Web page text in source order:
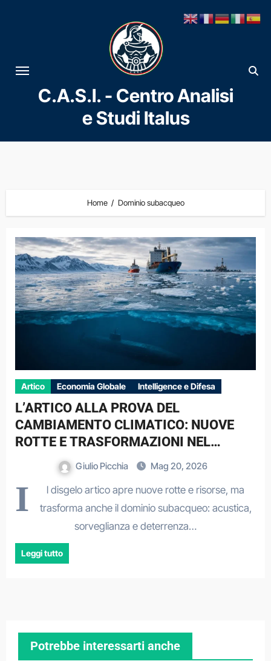
al
contenuto
C.A.S.I. - Centro Analisi
e Studi Italus
Home Dominio subacqueo
Artico Economia Globale Intelligence e Difesa
L’ARTICO ALLA PROVA DEL
CAMBIAMENTO CLIMATICO: NUOVE
ROTTE E TRASFORMAZIONI NEL
DOMINIO SUBACQUEO
Giulio Picchia Mag 20, 2026
I
l disgelo artico apre nuove rotte e risorse, ma
trasforma anche il dominio subacqueo: acustica,
sorveglianza e deterrenza…
Leggi tutto
Potrebbe interessarti anche